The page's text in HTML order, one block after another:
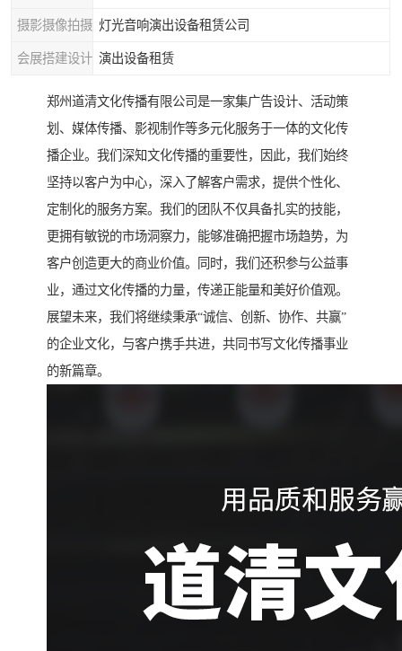
摄影摄像拍摄 灯光音响演出设备租赁公司
会展搭建设计 演出设备租赁
郑州道清文化传播有限公司是一家集广告设计、活动策
划、媒体传播、影视制作等多元化服务于一体的文化传
播企业。我们深知文化传播的重要性，因此，我们始终
坚持以客户为中心，深入了解客户需求，提供个性化、
定制化的服务方案。我们的团队不仅具备扎实的技能，
更拥有敏锐的市场洞察力，能够准确把握市场趋势，为
客户创造更大的商业价值。同时，我们还积参与公益事
业，通过文化传播的力量，传递正能量和美好价值观。
展望未来，我们将继续秉承“诚信、创新、协作、共赢”
的企业文化，与客户携手共进，共同书写文化传播事业
的新篇章。